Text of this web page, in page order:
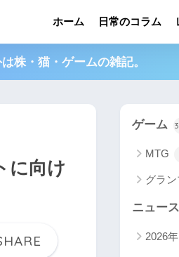
ホーム 日常のコラム
株・猫・ゲームの雑記。
に向け
ゲーム
MTG
グラ
ニュース
2026年